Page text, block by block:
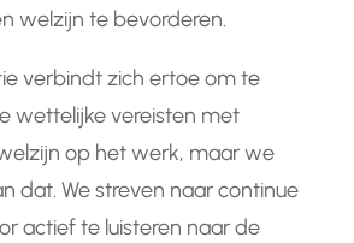
welzijn te bevorderen.
verbindt zich ertoe om te
wettelijke vereisten met
op het werk, maar we
dat. We streven naar continue
actief te luisteren naar de